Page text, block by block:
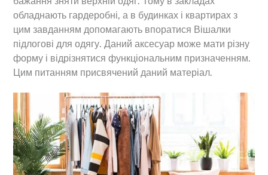
обладнають гардеробні, а в будинках і квартирах з
цим завданням допомагають впоратися Вішалки
підлогові для одягу. Даний аксесуар може мати різну
форму і відрізнятися функціональним призначенням.
Цим питанням присвячений даний матеріал.